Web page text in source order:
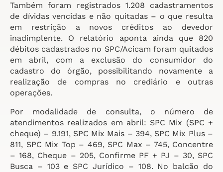
Também foram registrados 1.208 cadastramentos
de dívidas vencidas e não quitadas – o que resulta
em restrição a novos créditos ao devedor
inadimplente. O relatório aponta ainda que 820
débitos cadastrados no SPC/Acicam foram quitados
em abril, com a exclusão do consumidor do
cadastro do órgão, possibilitando novamente a
realização de compras no crediário e outras
operações.
Por modalidade de consulta, o número de
atendimentos realizados em abril: SPC Mix (SPC +
cheque) – 9.191, SPC Mix Mais – 394, SPC Mix Plus –
811, SPC Mix Top – 469, SPC Max – 745, Concentre
– 168, Cheque – 205, Confirme PF + PJ – 30, SPC
Busca – 103 e SPC Jurídico – 108. No balcão do